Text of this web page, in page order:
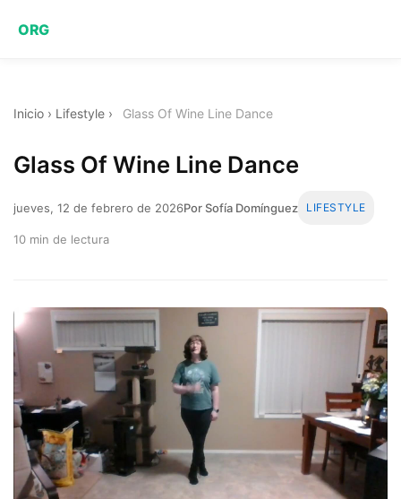
ORG
Inicio › Lifestyle › Glass Of Wine Line Dance
Glass Of Wine Line Dance
jueves, 12 de febrero de 2026Por Sofía Domínguez LIFESTYLE
10 min de lectura